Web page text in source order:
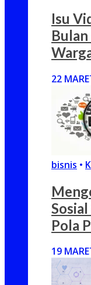
Isu
22
bisnis •
Pola
19